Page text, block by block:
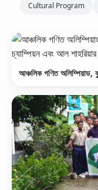
Cultural Program